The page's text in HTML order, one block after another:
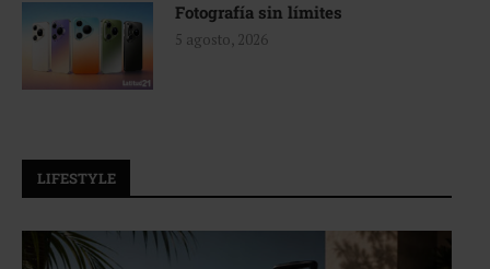
Fotografía sin límites
5 agosto, 2026
LIFESTYLE